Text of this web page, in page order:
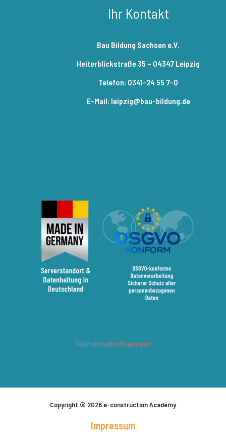
Ihr Kontakt
Bau Bildung Sachsen e.V.
Heiterblickstraße 35 – 04347 Leipzig
Telefon: 0341-24 55 7-0
E-Mail: leipzig@bau-bildung.de
Teilnahmebedingungen
Copyright © 2026 e-construction Academy
Impressum